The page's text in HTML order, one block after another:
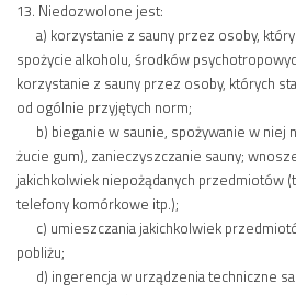
13. Niedozwolone jest:
a) korzystanie z sauny przez osoby,
spożycie alkoholu, środków
korzystanie z sauny przez osoby, których
od ogólnie przyjętych norm;
b) bieganie w saunie, spożywanie w niej
żucie gum), zanieczyszczanie sauny;
jakichkolwiek niepożądanych przedmiotów
telefony komórkowe itp.);
c) umieszczania jakichkolwiek
pobliżu;
d) ingerencja w urządzenia techniczne